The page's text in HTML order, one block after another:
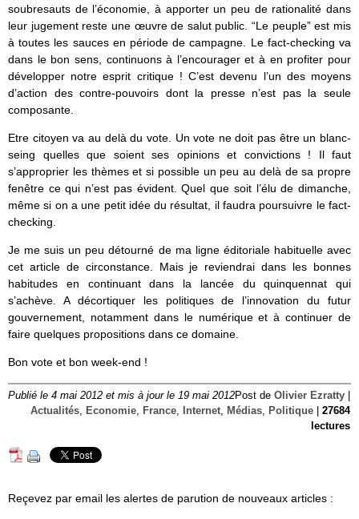
soubresauts de l’économie, à apporter un peu de rationalité dans
leur jugement reste une œuvre de salut public. “Le peuple” est mis
à toutes les sauces en période de campagne. Le fact-checking va
dans le bon sens, continuons à l’encourager et à en profiter pour
développer notre esprit critique ! C’est devenu l’un des moyens
d’action des contre-pouvoirs dont la presse n’est pas la seule
composante.
Etre citoyen va au delà du vote. Un vote ne doit pas être un blanc-
seing quelles que soient ses opinions et convictions ! Il faut
s’approprier les thèmes et si possible un peu au delà de sa propre
fenêtre ce qui n’est pas évident. Quel que soit l’élu de dimanche,
même si on a une petit idée du résultat, il faudra poursuivre le fact-
checking.
Je me suis un peu détourné de ma ligne éditoriale habituelle avec
cet article de circonstance. Mais je reviendrai dans les bonnes
habitudes en continuant dans la lancée du quinquennat qui
s’achève. A décortiquer les politiques de l’innovation du futur
gouvernement, notamment dans le numérique et à continuer de
faire quelques propositions dans ce domaine.
Bon vote et bon week-end !
Publié le 4 mai 2012 et mis à jour le 19 mai 2012Post de Olivier Ezratty
Actualités, Economie, France, Internet, Médias, Politique
27684
lectures
Reçevez par email les alertes de parution de nouveaux articles :